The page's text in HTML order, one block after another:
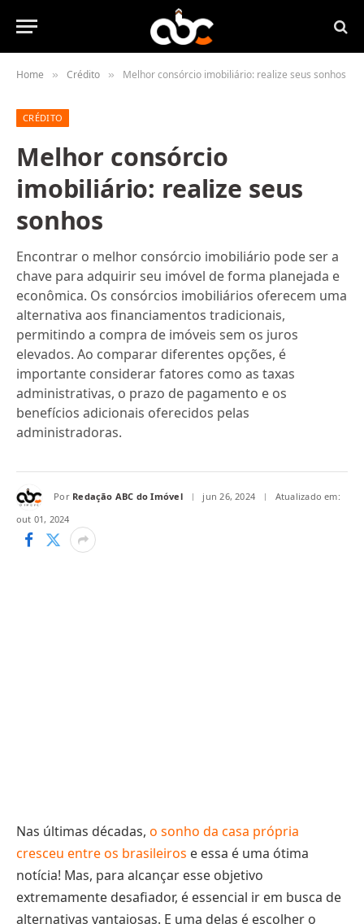
Home » Crédito » Melhor consórcio imobiliário: realize seus sonhos
CRÉDITO
Melhor consórcio
imobiliário: realize seus
sonhos
Encontrar o melhor consórcio imobiliário pode ser a
chave para adquirir seu imóvel de forma planejada e
econômica. Os consórcios imobiliários oferecem uma
alternativa aos financiamentos tradicionais,
permitindo a compra de imóveis sem os juros
elevados. Ao comparar diferentes opções, é
importante considerar fatores como as taxas
administrativas, o prazo de pagamento e os
benefícios adicionais oferecidos pelas
administradoras.
Por Redação ABC do Imóvel jun 26, 2024
Atualizado em:
out 01, 2024
Nas últimas décadas, o sonho da casa própria
cresceu entre os brasileiros e essa é uma ótima
notícia! Mas, para alcançar esse objetivo
extremamente desafiador, é essencial ir em busca de
alternativas vantajosas. E uma delas é escolher o